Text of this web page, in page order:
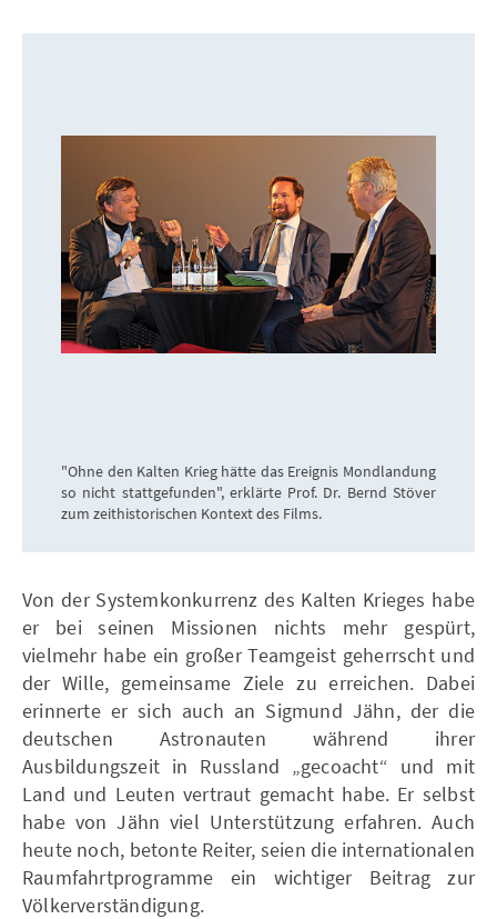
"Ohne den Kalten Krieg hätte das Ereignis Mondlandung
so nicht stattgefunden", erklärte Prof. Dr. Bernd Stöver
zum zeithistorischen Kontext des Films.
Von der Systemkonkurrenz des Kalten Krieges habe
er bei seinen Missionen nichts mehr gespürt,
vielmehr habe ein großer Teamgeist geherrscht und
der Wille, gemeinsame Ziele zu erreichen. Dabei
erinnerte er sich auch an Sigmund Jähn, der die
deutschen Astronauten während ihrer
Ausbildungszeit in Russland „gecoacht“ und mit
Land und Leuten vertraut gemacht habe. Er selbst
habe von Jähn viel Unterstützung erfahren. Auch
heute noch, betonte Reiter, seien die internationalen
Raumfahrtprogramme ein wichtiger Beitrag zur
Völkerverständigung.